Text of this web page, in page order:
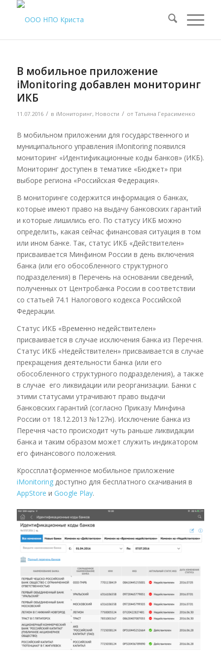
В мобильное приложение
iMonitoring добавлен мониторинг
ИКБ
11.07.2016 / в iМониторинг, Новости / от Татьяна Герасименко
В мобильном приложении для государственного и
муниципального управления iMonitoring появился
мониторинг «Идентификационные коды банков» (ИКБ).
Мониторинг доступен в тематике «Бюджет» при
выборе региона «Российская Федерация».
В мониторинге содержится информация о банках,
которые имеют право на выдачу банковских гарантий
и которые лишились его. По статусу ИКБ можно
определить, какая сейчас финансовая ситуация в том
или ином банке. Так, статус ИКБ «Действителен»
присваивается Минфином России в день включения
банка (или его обособленного структурного
подразделения) в Перечень на основании сведений,
полученных от Центробанка России в соответствии
со статьей 74.1 Налогового кодекса Российской
Федерации.
Статус ИКБ «Временно недействителен»
присваивается в случае исключения банка из Перечня.
Статус ИКБ «Недействителен» присваивается в случае
прекращения деятельности банка (или его
обособленного структурного подразделения), а также
в случае его ликвидации или реорганизации. Банки с
этими статусами утрачивают право выдачи
банковских гарантий (согласно Приказу Минфина
России от 18.12.2013 №127н). Исключение банка из
Перечня часто происходит чуть раньше ликвидации
банка и таким образом может служить индикатором
его финансового положения.
Кроссплатформенное мобильное приложение
iMonitoringдоступно для бесплатного скачивания в
AppStore и Google Play.